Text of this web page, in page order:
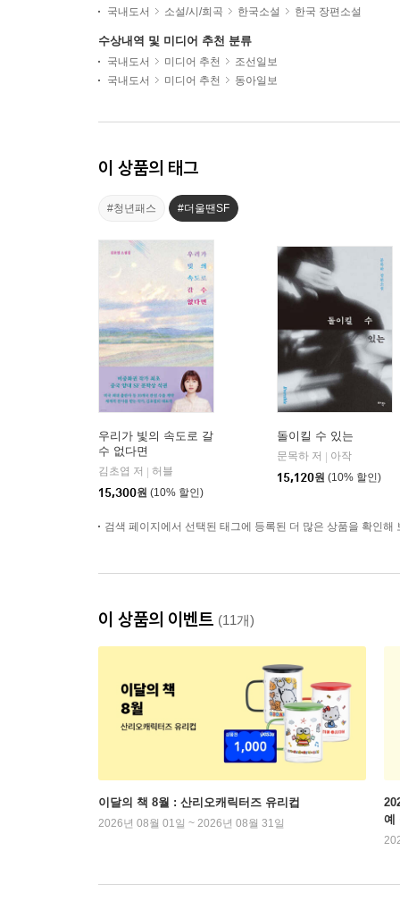
국내도서
소설/시/희곡 한국소설 한국 장편소설
수상내역 및 미디어 추천 분류
국내도서 미디어 추천
조선일보
국내도서
미디어 추천 동아일보
이 상품의 태그
#청년패스 #더울땐SF
우리가 빛의 속도로 갈
수 없다면
김초엽 저
허블
15,300원 (10% 할인)
돌이킬 수 있는
문목하 저
아작
15,120원 (10% 할인)
검색 페이지에서 선택된 태그에 등록된 더 많은 상품을 확인해
이 상품의 이벤트 (11개)
이달의 책 8월 : 산리오캐릭터즈 유리컵
2026년 08월 01일 ~ 2026년 08월 31일
예